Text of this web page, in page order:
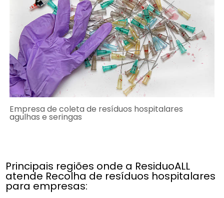
Empresa de coleta de resíduos hospitalares
agulhas e seringas
Principais regiões onde a ResiduoALL
atende Recolha de resíduos hospitalares
para empresas: